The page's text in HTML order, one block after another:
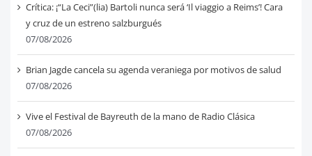
Crítica: ¡“La Ceci”(lia) Bartoli nunca será ‘Il viaggio a Reims’! Cara
y cruz de un estreno salzburgués
07/08/2026
Brian Jagde cancela su agenda veraniega por motivos de salud
07/08/2026
Vive el Festival de Bayreuth de la mano de Radio Clásica
07/08/2026